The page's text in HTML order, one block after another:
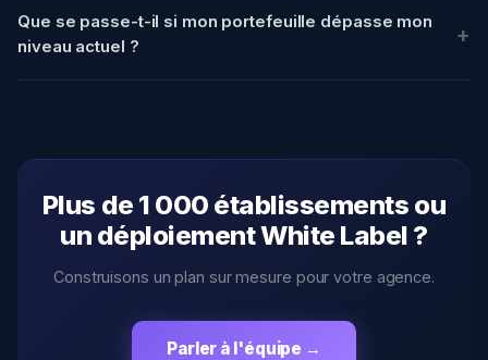
Que se passe-t-il si mon portefeuille dépasse mon
niveau actuel ?
Plus de 1 000 établissements ou
un déploiement White Label ?
Construisons un plan sur mesure pour votre agence.
Parler à l'équipe →